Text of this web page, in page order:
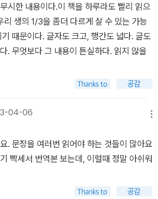
장을 받지 않는다. 사람들은 아마도 자신이
믿으려 할 것이다. 자신의 일상이 실제로 적
는 모습이기 때문이겠지만, 사실 그런 부류
물다. 저자는 자신의 동료의 말을 인용해 그
을 다섯 시간 이내로 자고도 전혀 지장 없
의 수를 인구 비율로 나타내면, 올림을 해
에 우리가 속한다고 생각할 수 있을까? 잠
몸의 건강을 새롭게 할 수 있는 가장 효과적
. 그럼에도 개인과 사회는 오늘날 건강을 논
는 단어를 유독 꺼내지 않는다. 새벽에 출근
는 경영자나 직원은 기업에 기여를 하기는
못된 판단을 내려 큰 손해를 입힌다. 30시
시한 내용이다.이 책을 하루라도 빨리 읽으
리 생의 1/3을 좀더 다르게 살 수 있는 가능
때문이다. 글자도 크고, 행간도 넓다. 글도
. 무엇보다 그 내용이 튼실하다. 읽지 않을
04-06
. 문장을 여러번 읽어야 하는 것들이 많아요
빡세서 번역본 보는데, 이럴때 정말 아쉬워